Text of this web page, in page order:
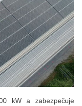
kW a zabezpečuje